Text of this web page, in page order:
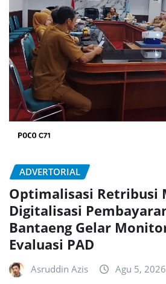
ADVERTORIAL
Optimalisasi Retribusi
Digitalisasi
Bantaeng Gelar
Evaluasi PAD
Asruddin Azis Agu 5, 2026